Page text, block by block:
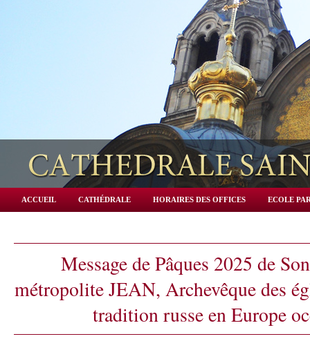
ACCUEIL CATHÉDRALE HORAIRES DES OFFICES ECOLE
Message de Pâques 2025 de
métropolite JEAN, Archevêque des
tradition russe en Europe